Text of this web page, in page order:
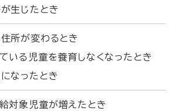
生じたとき
所が変わるとき
いる児童を養育しなくなったとき
なったとき
対象児童が増えたとき